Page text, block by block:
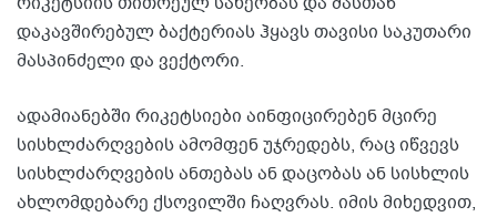
დაკავშირებულ ბაქტერიას ჰყავს თავისი საკუთარი
მასპინძელი და ვექტორი.
ადამიანებში რიკეტსიები აინფიცირებენ მცირე
სისხლძარღვების ამომფენ უჯრედებს, რაც იწვევს
სისხლძარღვების ანთებას ან დაცობას ან სისხლის
ახლომდებარე ქსოვილში ჩაღვრას. იმის მიხედვით,